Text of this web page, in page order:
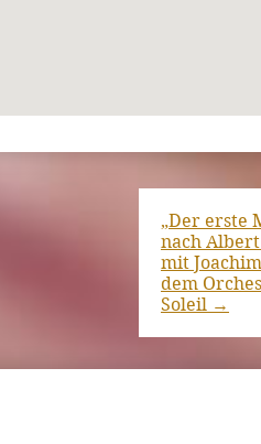
„Der erste
nach Albert
mit
dem
Soleil →